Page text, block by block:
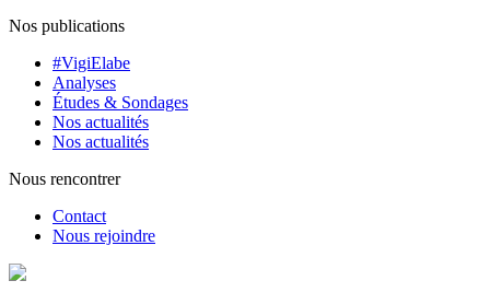
Nos publications
#VigiElabe
Analyses
Études & Sondages
Nos actualités
Nos actualités
Nous rencontrer
Contact
Nous rejoindre